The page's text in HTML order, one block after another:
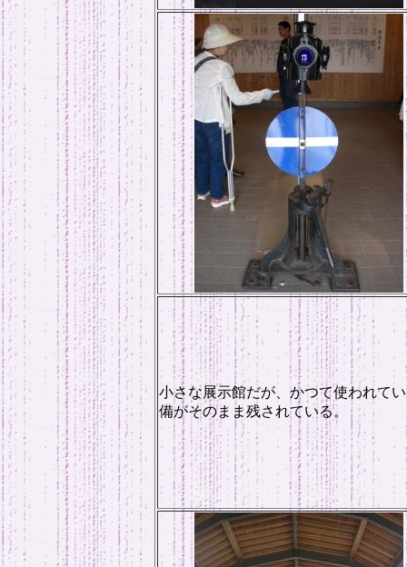
小さな展示館だが、かつて使われて
備がそのまま残されている。